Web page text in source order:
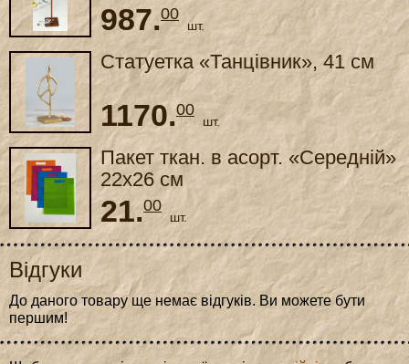
987.00
шт.
Статуетка «Танцівник», 41 см
1170.00
шт.
Пакет ткан. в асорт. «Середній»
22x26 см
21.00
шт.
Відгуки
До даного товару ще немає відгуків. Ви можете бути
першим!